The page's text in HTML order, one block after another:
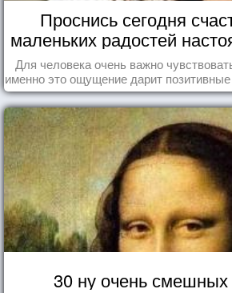
Проснись сегодня
маленьких радостей
Для человека очень важно
именно это ощущение дарит
каждый день в маленький
30 ну очень смешных